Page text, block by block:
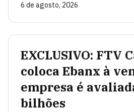
6 de agosto, 2026
EXCLUSIVO: FTV
coloca Ebanx à
empresa é
bilhões